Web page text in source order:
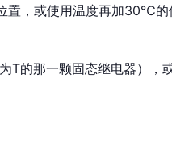
置，或使用温度再加30℃的
的那一颗固态继电器），